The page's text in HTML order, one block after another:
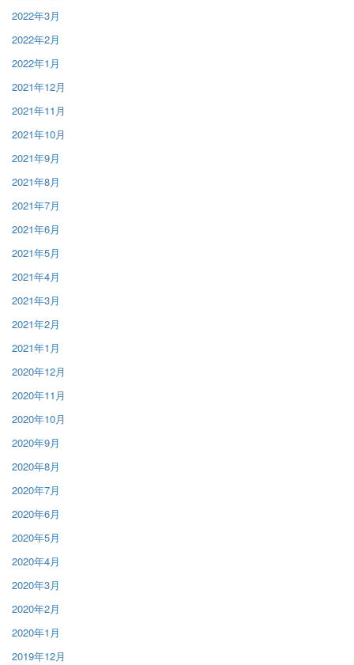
2022年3月
2022年2月
2022年1月
2021年12月
2021年11月
2021年10月
2021年9月
2021年8月
2021年7月
2021年6月
2021年5月
2021年4月
2021年3月
2021年2月
2021年1月
2020年12月
2020年11月
2020年10月
2020年9月
2020年8月
2020年7月
2020年6月
2020年5月
2020年4月
2020年3月
2020年2月
2020年1月
2019年12月